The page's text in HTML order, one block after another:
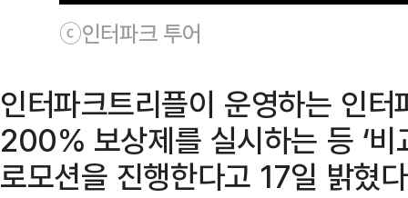
ⓒ인터파크 투어
인터파크트리플이 운영하는 인
200% 보상제를 실시하는 등 ‘비
로모션을 진행한다고 17일 밝혔